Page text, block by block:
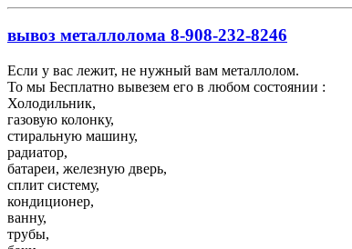
вывоз металлолома 8-908-232-8246
Если у вас лежит, не нужный вам металлолом.
То мы Бесплатно вывезем его в любом состоянии :
Холодильник,
газовую колонку,
стиральную машину,
радиатор,
батареи, железную дверь,
сплит систему,
кондиционер,
ванну,
трубы,